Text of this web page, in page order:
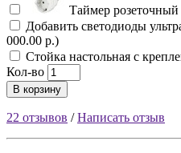
Таймер
Добавить светодиоды
000.00 р.)
Стойка настольная с
Кол-во
В корзину
22 отзывов /Написать отзыв